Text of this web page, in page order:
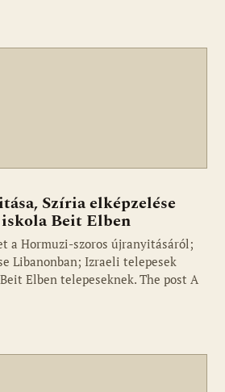
Szíria elképzelése
Beit Elben
a Hormuzi-szoros újranyitásáról;
Libanonban; Izraeli telepesek
Elben telepeseknek. The post A